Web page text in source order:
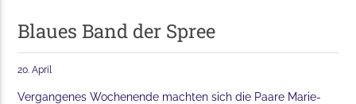
Blaues Band der Spree
20. April
Vergangenes Wochenende machten sich die Paare Marie-